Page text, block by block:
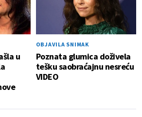
u
OBJAVILA SNIMAK
Poznata glumica doživela
tešku saobraćajnu nesreću
VIDEO